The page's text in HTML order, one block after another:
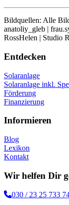
Bildquellen: Alle
anatoliy_gleb |
RossHelen | Studio
Entdecken
Solaranlage
Solaranlage inkl.
Förderung
Finanzierung
Informieren
Blog
Lexikon
Kontakt
Wir helfen Dir
030 / 23 25 733